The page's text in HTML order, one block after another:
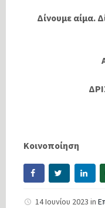
Δίνουμε αίμα.
Κοινοποίηση
14 Ιουνίου 2023 in